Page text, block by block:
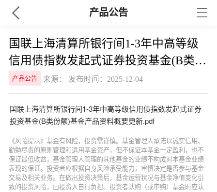
产品公告
国联上海清算所银行间1-3年中高等级
信用债指数发起式证券投资基金(B类份
额)基金产品资料概要更新
产品公告 来源： 发布时间：2025-12-04
国联上海清算所银行间1-3年中高等级信用债指数发起式证券
投资基金(B类份额)基金产品资料概要更新.pdf
《风险提示》基金有风险，投资需谨慎。基金管理人承诺以诚实信用、
勤勉尽责的原则管理和运用基金资产，但不保证本基金一定盈利，也不
保证最低收益，基金管理人管理的其他基金的业绩不构成对本基金业绩
表现的保证。投资者应根据自身风险承受能力，审慎决定是否参与基金
交易及相关业务。在做出投资决策后，基金运营状况与基金净值变化引
致的投资风险，由投资人自行负担。投资者认购（或申购）基金时应认